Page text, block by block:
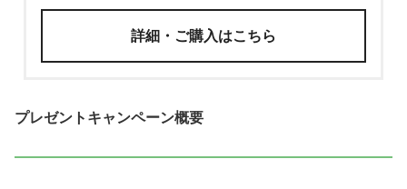
詳細・ご購入はこちら
プレゼントキャンペーン概要